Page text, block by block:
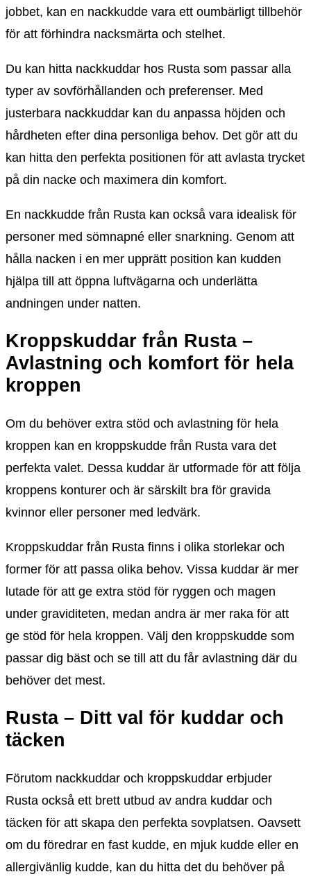
jobbet, kan en nackkudde vara ett oumbärligt tillbehör
för att förhindra nacksmärta och stelhet.
Du kan hitta nackkuddar hos Rusta som passar alla
typer av sovförhållanden och preferenser. Med
justerbara nackkuddar kan du anpassa höjden och
hårdheten efter dina personliga behov. Det gör att du
kan hitta den perfekta positionen för att avlasta trycket
på din nacke och maximera din komfort.
En nackkudde från Rusta kan också vara idealisk för
personer med sömnapné eller snarkning. Genom att
hålla nacken i en mer upprätt position kan kudden
hjälpa till att öppna luftvägarna och underlätta
andningen under natten.
Kroppskuddar från Rusta –
Avlastning och komfort för hela
kroppen
Om du behöver extra stöd och avlastning för hela
kroppen kan en kroppskudde från Rusta vara det
perfekta valet. Dessa kuddar är utformade för att följa
kroppens konturer och är särskilt bra för gravida
kvinnor eller personer med ledvärk.
Kroppskuddar från Rusta finns i olika storlekar och
former för att passa olika behov. Vissa kuddar är mer
lutade för att ge extra stöd för ryggen och magen
under graviditeten, medan andra är mer raka för att
ge stöd för hela kroppen. Välj den kroppskudde som
passar dig bäst och se till att du får avlastning där du
behöver det mest.
Rusta – Ditt val för kuddar och
täcken
Förutom nackkuddar och kroppskuddar erbjuder
Rusta också ett brett utbud av andra kuddar och
täcken för att skapa den perfekta sovplatsen. Oavsett
om du föredrar en fast kudde, en mjuk kudde eller en
allergivänlig kudde, kan du hitta det du behöver på